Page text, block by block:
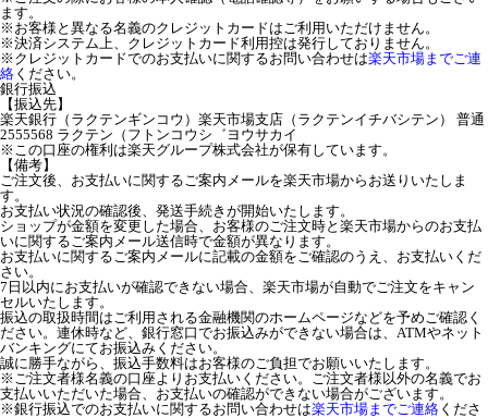
ます。
※お客様と異なる名義のクレジットカードはご利用いただけません。
※決済システム上、クレジットカード利用控は発行しておりません。
※クレジットカードでのお支払いに関するお問い合わせは楽天市場までご連
絡 ください。
銀行振込
【振込先】
楽天銀行（ラクテンギンコウ）楽天市場支店（ラクテンイチバシテン） 普通
2555568 ラクテン（フトンコウシ゛ヨウサカイ
※この口座の権利は楽天グループ株式会社が保有しています。
【備考】
ご注文後、お支払いに関するご案内メールを楽天市場からお送りいたしま
す。
お支払い状況の確認後、発送手続きが開始いたします。
ショップが金額を変更した場合、お客様のご注文時と楽天市場からのお支払
いに関するご案内メール送信時で金額が異なります。
お支払いに関するご案内メールに記載の金額をご確認のうえ、お支払いくだ
さい。
7日以内にお支払いが確認できない場合、楽天市場が自動でご注文をキャン
セルいたします。
振込の取扱時間はご利用される金融機関のホームページなどを予めご確認く
ださい。連休時など、銀行窓口でお振込みができない場合は、ATMやネット
バンキングにてお振込みください。
誠に勝手ながら、振込手数料はお客様のご負担でお願いいたします。
※ご注文者様名義の口座よりお支払いください。ご注文者様以外の名義でお
支払いいただいた場合、お支払いの確認ができない場合がございます。
※銀行振込でのお支払いに関するお問い合わせは楽天市場までご連絡 くださ